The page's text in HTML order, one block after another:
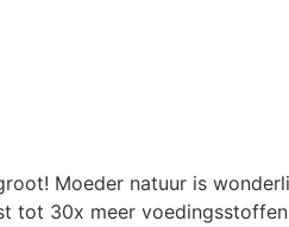
Moeder natuur is
tot 30x meer